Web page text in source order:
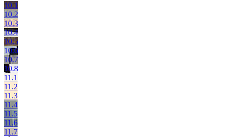
10.1
10.2
10.3
10.4
10.5
10.6
10.7
10.8
11.1
11.2
11.3
11.4
11.5
11.6
11.7